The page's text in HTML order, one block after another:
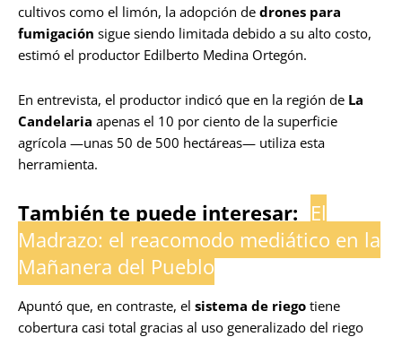
cultivos como el limón, la adopción de drones para
fumigación sigue siendo limitada debido a su alto costo,
estimó el productor Edilberto Medina Ortegón.
En entrevista, el productor indicó que en la región de La
Candelaria apenas el 10 por ciento de la superficie
agrícola —unas 50 de 500 hectáreas— utiliza esta
herramienta.
También te puede interesar: El
Madrazo: el reacomodo mediático en la
Mañanera del Pueblo
Apuntó que, en contraste, el sistema de riego tiene
cobertura casi total gracias al uso generalizado del riego